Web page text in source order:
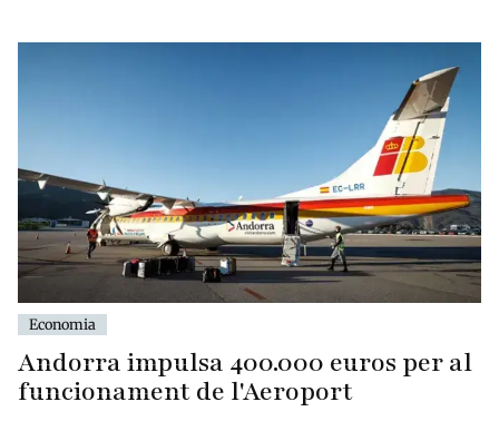
Economia
Andorra impulsa 400.000 euros per al
funcionament de l'Aeroport